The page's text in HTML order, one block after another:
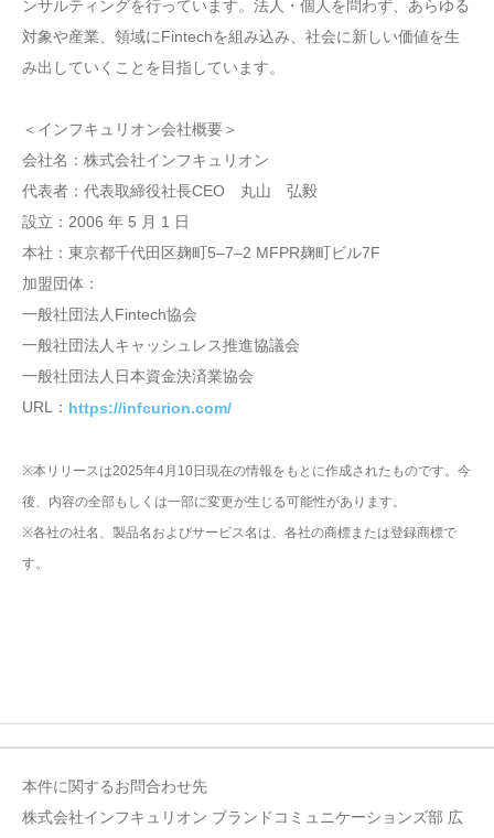
ンサルティングを行っています。法人・個人を問わず、あらゆる
対象や産業、領域にFintechを組み込み、社会に新しい価値を生
み出していくことを目指しています。
＜インフキュリオン会社概要＞
会社名：株式会社インフキュリオン
代表者：代表取締役社長CEO 丸山 弘毅
設立：2006 年 5 月 1 日
本社：東京都千代田区麹町5‒7‒2 MFPR麹町ビル7F
加盟団体：
一般社団法人Fintech協会
一般社団法人キャッシュレス推進協議会
一般社団法人日本資金決済業協会
URL： https://infcurion.com/
※本リリースは2025年4月10日現在の情報をもとに作成されたものです。今
後、内容の全部もしくは一部に変更が生じる可能性があります。
※各社の社名、製品名およびサービス名は、各社の商標または登録商標で
す。
本件に関するお問合わせ先
株式会社インフキュリオン ブランドコミュニケーションズ部 広